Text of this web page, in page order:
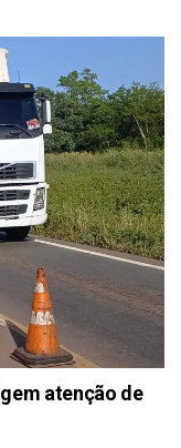
atenção de